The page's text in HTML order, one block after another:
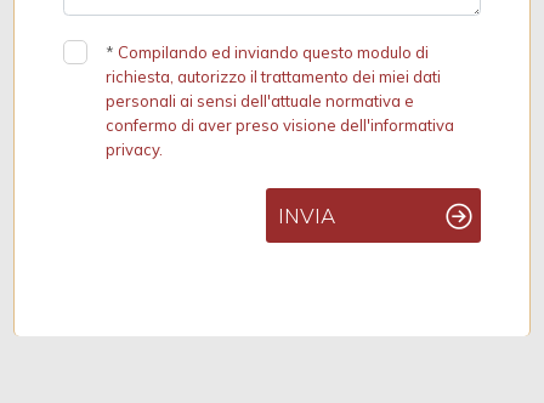
* Compilando ed inviando questo modulo di
richiesta, autorizzo il trattamento dei miei dati
personali ai sensi dell'attuale normativa e
confermo di aver preso visione dell'informativa
privacy.
INVIA